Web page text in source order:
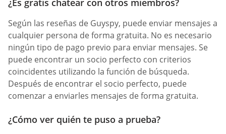
¿Es gratis chatear con otros miembros?
Según las reseñas de Guyspy, puede enviar mensajes a
cualquier persona de forma gratuita. No es necesario
ningún tipo de pago previo para enviar mensajes. Se
puede encontrar un socio perfecto con criterios
coincidentes utilizando la función de búsqueda.
Después de encontrar el socio perfecto, puede
comenzar a enviarles mensajes de forma gratuita.
¿Cómo ver quién te puso a prueba?